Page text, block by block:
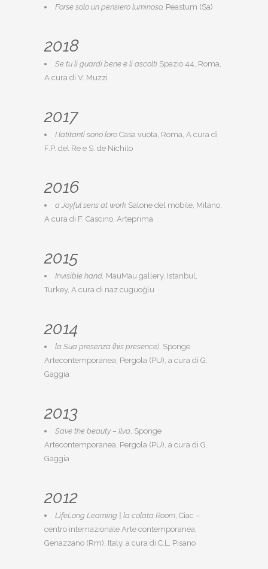
Forse solo un pensiero luminoso, Peastum (Sa)
2018
Se tu li guardi bene e li ascolti Spazio 44, Roma,
A cura di V. Muzzi
2017
I latitanti sono loro Casa vuota, Roma, A cura di
F.P. del Re e S. de Nichilo
2016
a Joyful sens at work Salone del mobile, Milano,
A cura di F. Cascino, Arteprima
2015
Invisible hand, MauMau gallery, Istanbul,
Turkey, A cura di naz cuguoğlu
2014
la Sua presenza (his presence), Sponge
Artecontemporanea, Pergola (PU), a cura di G.
Gaggia
2013
Save the beauty – Ilva, Sponge
Artecontemporanea, Pergola (PU), a cura di G.
Gaggia
2012
LifeLong Learning | la colata Room, Ciac –
centro internazionale Arte contemporanea,
Genazzano (Rm), Italy, a cura di C.L. Pisano